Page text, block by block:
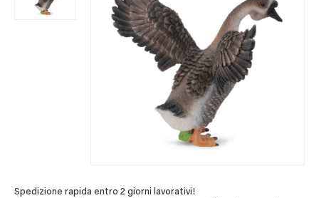
Spedizione rapida entro 2 giorni lavorativi!